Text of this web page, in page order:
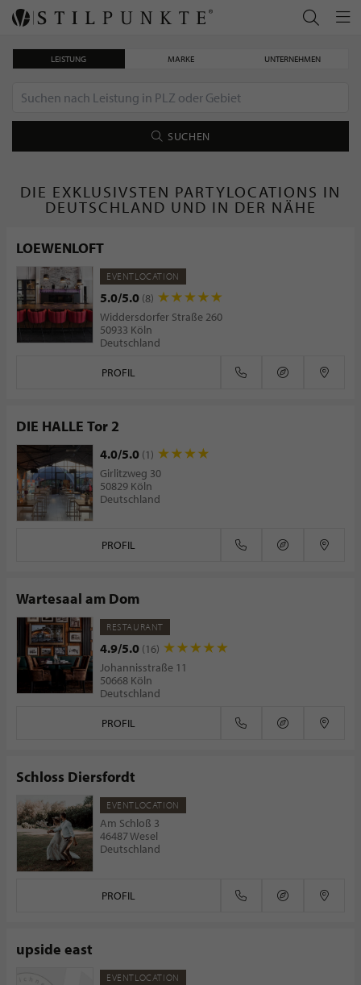
LEISTUNG MARKE UNTERNEHMEN
SUCHEN
DIE EXKLUSIVSTEN PARTYLOCATIONS IN
DEUTSCHLAND UND IN DER NÄHE
LOEWENLOFT
EVENTLOCATION
5.0/5.0 (8)
Widdersdorfer Straße 260
50933 Köln
Deutschland
PROFIL
DIE HALLE Tor 2
4.0/5.0 (1)
Girlitzweg 30
50829 Köln
Deutschland
PROFIL
Wartesaal am Dom
RESTAURANT
4.9/5.0 (16)
Johannisstraße 11
50668 Köln
Deutschland
PROFIL
Schloss Diersfordt
EVENTLOCATION
Am Schloß 3
46487 Wesel
Deutschland
PROFIL
upside east
EVENTLOCATION